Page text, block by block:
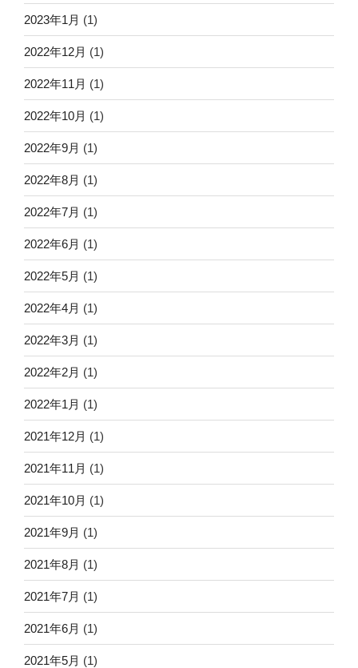
2023年1月 (1)
2022年12月 (1)
2022年11月 (1)
2022年10月 (1)
2022年9月 (1)
2022年8月 (1)
2022年7月 (1)
2022年6月 (1)
2022年5月 (1)
2022年4月 (1)
2022年3月 (1)
2022年2月 (1)
2022年1月 (1)
2021年12月 (1)
2021年11月 (1)
2021年10月 (1)
2021年9月 (1)
2021年8月 (1)
2021年7月 (1)
2021年6月 (1)
2021年5月 (1)